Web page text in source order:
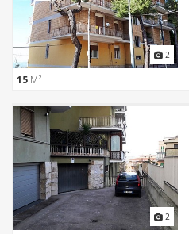
2
15 M²
2